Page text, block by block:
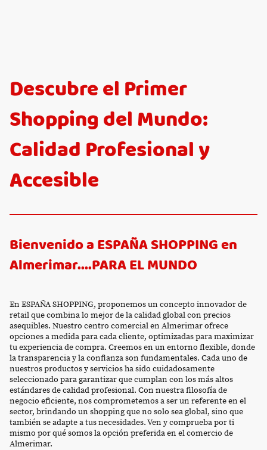
Descubre el Primer
Shopping del Mundo:
Calidad Profesional y
Accesible
Bienvenido a ESPAÑA SHOPPING en
Almerimar....PARA EL MUNDO
En ESPAÑA SHOPPING, proponemos un concepto innovador de
retail que combina lo mejor de la calidad global con precios
asequibles. Nuestro centro comercial en Almerimar ofrece
opciones a medida para cada cliente, optimizadas para maximizar
tu experiencia de compra. Creemos en un entorno flexible, donde
la transparencia y la confianza son fundamentales. Cada uno de
nuestros productos y servicios ha sido cuidadosamente
seleccionado para garantizar que cumplan con los más altos
estándares de calidad profesional. Con nuestra filosofía de
negocio eficiente, nos comprometemos a ser un referente en el
sector, brindando un shopping que no solo sea global, sino que
también se adapte a tus necesidades. Ven y comprueba por ti
mismo por qué somos la opción preferida en el comercio de
Almerimar.